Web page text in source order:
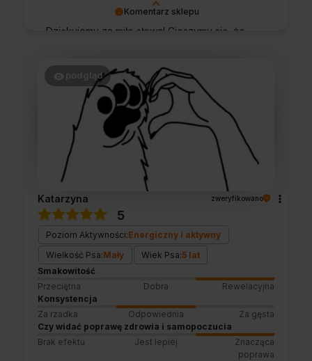
Komentarz sklepu
Dziękujemy za miłe słowa! Cieszymy się, że
świetnym klientom. Dziękujemy raz jeszcze!
podgląd
Katarzyna zweryfikowano
5
Poziom Aktywności:Energiczny i aktywny
Wielkość Psa:Mały Wiek Psa:5 lat
Smakowitość
Przeciętna
Dobra
Rewelacyjna
Konsystencja
Za rzadka
Odpowiednia
Za gęsta
Czy widać poprawę zdrowia i samopoczucia
Brak efektu
Jest lepiej
Znacząca
poprawa